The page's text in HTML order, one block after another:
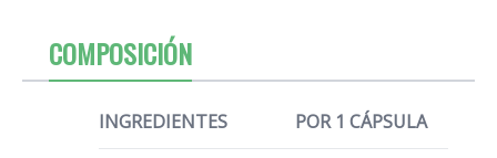
COMPOSICIÓN
INGREDIENTES POR 1 CÁPSULA